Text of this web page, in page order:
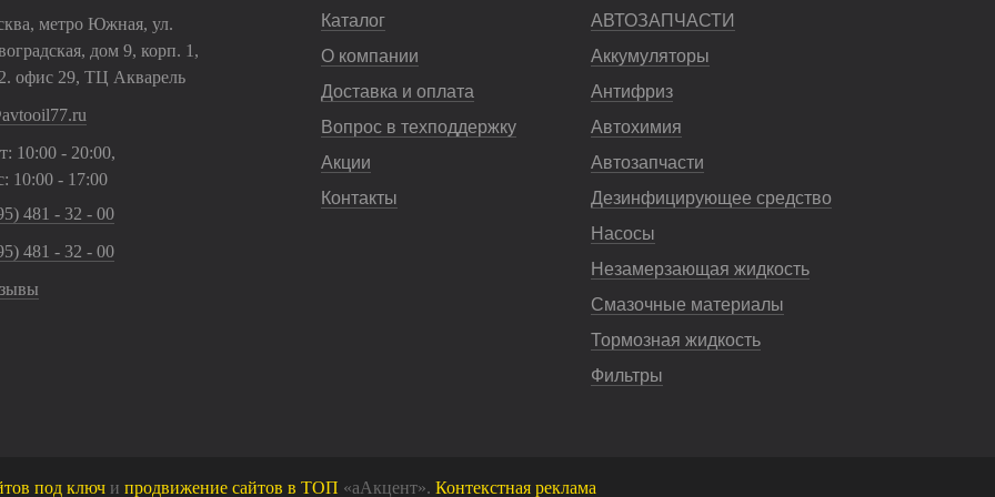
метро Южная, ул.
дом 9, корп. 1,
офис 29, ТЦ Акварель
10:00 - 20:00,
10:00 - 17:00
481 - 32 - 00
481 - 32 - 00
Каталог
О компании
Доставка и оплата
Вопрос в техподдержку
Акции
Контакты
АВТОЗАПЧАСТИ
Аккумуляторы
Антифриз
Автохимия
Автозапчасти
Дезинфицирующее средство
Насосы
Незамерзающая жидкость
Смазочные материалы
Тормозная жидкость
Фильтры
под ключи продвижение сайтов в ТОП «аАкцент». Контекстная реклама